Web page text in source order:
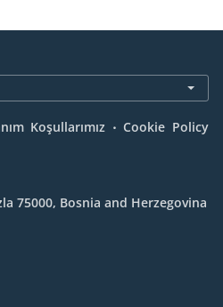
Koşullarımız . Cookie Policy
75000, Bosnia and Herzegovina